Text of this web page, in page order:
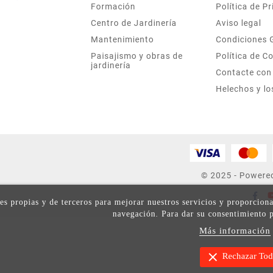
Formación
Centro de Jardinería
Mantenimiento
Paisajismo y obras de
jardinería
Política de
Aviso legal
Condiciones
Política de
Contacte
Helechos y
propias y de terceros para mejorar nuestros servicios y
navegación. Para dar su consentimiento
Más información
clear Rechazar
© 2025 -